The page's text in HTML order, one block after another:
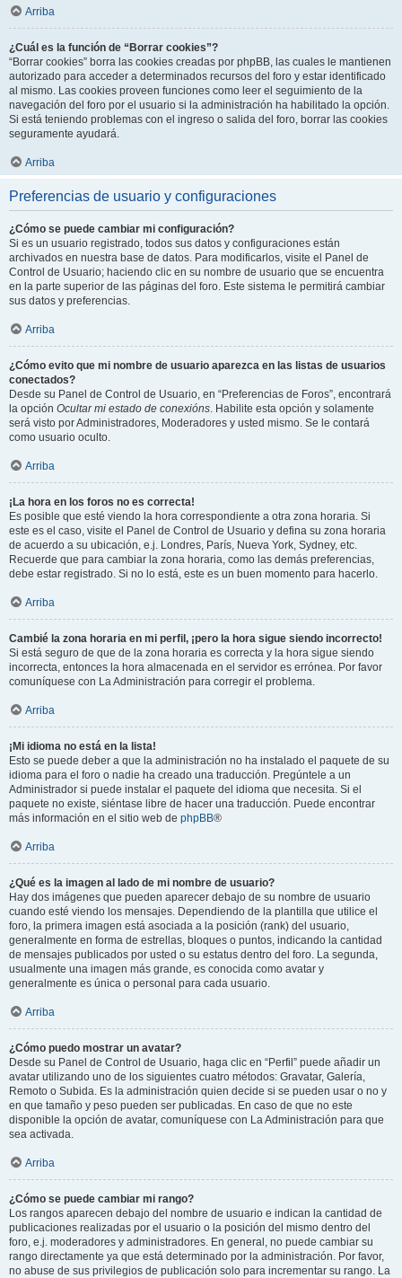
Arriba
¿Cuál es la función de “Borrar cookies”?
“Borrar cookies” borra las cookies creadas por phpBB, las cuales le mantienen
autorizado para acceder a determinados recursos del foro y estar identificado
al mismo. Las cookies proveen funciones como leer el seguimiento de la
navegación del foro por el usuario si la administración ha habilitado la opción.
Si está teniendo problemas con el ingreso o salida del foro, borrar las cookies
seguramente ayudará.
Arriba
Preferencias de usuario y configuraciones
¿Cómo se puede cambiar mi configuración?
Si es un usuario registrado, todos sus datos y configuraciones están
archivados en nuestra base de datos. Para modificarlos, visite el Panel de
Control de Usuario; haciendo clic en su nombre de usuario que se encuentra
en la parte superior de las páginas del foro. Este sistema le permitirá cambiar
sus datos y preferencias.
Arriba
¿Cómo evito que mi nombre de usuario aparezca en las listas de usuarios
conectados?
Desde su Panel de Control de Usuario, en “Preferencias de Foros”, encontrará
la opción Ocultar mi estado de conexións. Habilite esta opción y solamente
será visto por Administradores, Moderadores y usted mismo. Se le contará
como usuario oculto.
Arriba
¡La hora en los foros no es correcta!
Es posible que esté viendo la hora correspondiente a otra zona horaria. Si
este es el caso, visite el Panel de Control de Usuario y defina su zona horaria
de acuerdo a su ubicación, e.j. Londres, París, Nueva York, Sydney, etc.
Recuerde que para cambiar la zona horaria, como las demás preferencias,
debe estar registrado. Si no lo está, este es un buen momento para hacerlo.
Arriba
Cambié la zona horaria en mi perfil, ¡pero la hora sigue siendo incorrecto!
Si está seguro de que de la zona horaria es correcta y la hora sigue siendo
incorrecta, entonces la hora almacenada en el servidor es errónea. Por favor
comuníquese con La Administración para corregir el problema.
Arriba
¡Mi idioma no está en la lista!
Esto se puede deber a que la administración no ha instalado el paquete de su
idioma para el foro o nadie ha creado una traducción. Pregúntele a un
Administrador si puede instalar el paquete del idioma que necesita. Si el
paquete no existe, siéntase libre de hacer una traducción. Puede encontrar
más información en el sitio web de phpBB®
Arriba
¿Qué es la imagen al lado de mi nombre de usuario?
Hay dos imágenes que pueden aparecer debajo de su nombre de usuario
cuando esté viendo los mensajes. Dependiendo de la plantilla que utilice el
foro, la primera imagen está asociada a la posición (rank) del usuario,
generalmente en forma de estrellas, bloques o puntos, indicando la cantidad
de mensajes publicados por usted o su estatus dentro del foro. La segunda,
usualmente una imagen más grande, es conocida como avatar y
generalmente es única o personal para cada usuario.
Arriba
¿Cómo puedo mostrar un avatar?
Desde su Panel de Control de Usuario, haga clic en “Perfil” puede añadir un
avatar utilizando uno de los siguientes cuatro métodos: Gravatar, Galería,
Remoto o Subida. Es la administración quien decide si se pueden usar o no y
en que tamaño y peso pueden ser publicadas. En caso de que no este
disponible la opción de avatar, comuníquese con La Administración para que
sea activada.
Arriba
¿Cómo se puede cambiar mi rango?
Los rangos aparecen debajo del nombre de usuario e indican la cantidad de
publicaciones realizadas por el usuario o la posición del mismo dentro del
foro, e.j. moderadores y administradores. En general, no puede cambiar su
rango directamente ya que está determinado por la administración. Por favor,
no abuse de sus privilegios de publicación solo para incrementar su rango. La